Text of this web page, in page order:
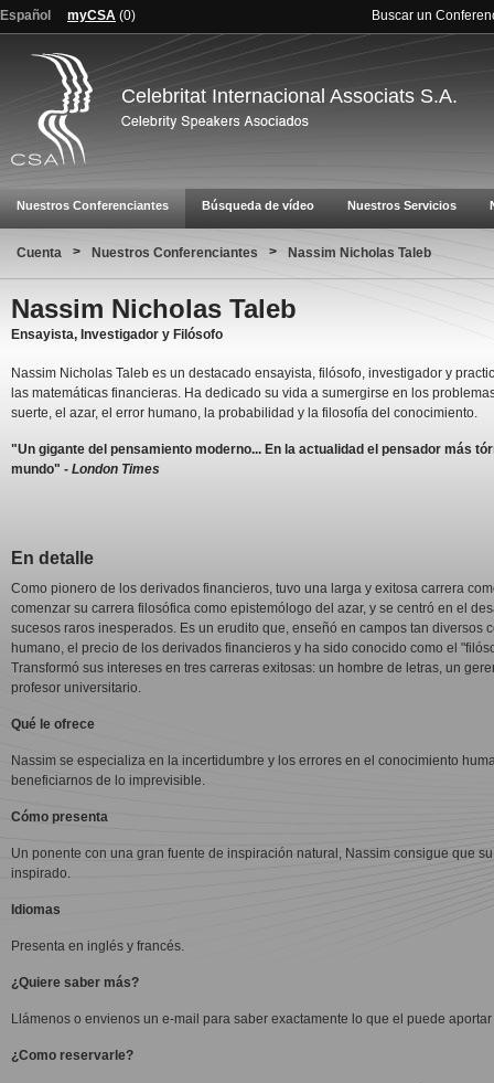
Español myCSA (0) Buscar un
Celebritat Internacional Associats S.A.
Nuestros Conferenciantes Búsqueda de vídeo Nuestros Servicios
Cuenta > Nuestros Conferenciantes > Nassim Nicholas Taleb
Nassim Nicholas Taleb
Ensayista, Investigador y Filósofo
Nassim Nicholas Taleb es un destacado ensayista, filósofo, investigador y
las matemáticas financieras. Ha dedicado su vida a sumergirse en los
suerte, el azar, el error humano, la probabilidad y la filosofía del conocimiento.
"Un gigante del pensamiento moderno... En la actualidad el pensador más
mundo" - London Times
En detalle
Como pionero de los derivados financieros, tuvo una larga y exitosa carrera
comenzar su carrera filosófica como epistemólogo del azar, y se centró en el
sucesos raros inesperados. Es un erudito que, enseñó en campos tan diversos
humano, el precio de los derivados financieros y ha sido conocido como el
Transformó sus intereses en tres carreras exitosas: un hombre de letras, un
profesor universitario.
Qué le ofrece
Nassim se especializa en la incertidumbre y los errores en el conocimiento
beneficiarnos de lo imprevisible.
Cómo presenta
Un ponente con una gran fuente de inspiración natural, Nassim consigue que
inspirado.
Idiomas
Presenta en inglés y francés.
¿Quiere saber más?
Llámenos o envienos un e-mail para saber exactamente lo que el puede
¿Como reservarle?